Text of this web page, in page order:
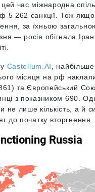
час міжнародна
5 262 санкції. Тож
за їхньою
— росія обігнала
Castellum.AI
,
місяця на рф
та Європейський
з показником 690.
не лише кількість, а й
до початку вторгнення.